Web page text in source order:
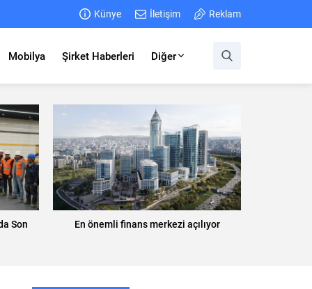
Künye İletişim Reklam
Mobilya Şirket Haberleri Diğer
Son En önemli finans merkezi açılıyor